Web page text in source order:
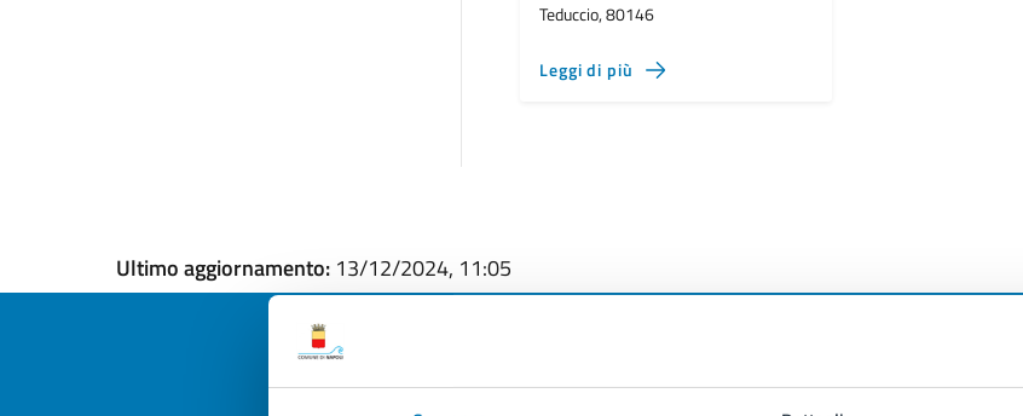
Teduccio, 80146
Leggi di più
Ultimo aggiornamento: 13/12/2024, 11:05